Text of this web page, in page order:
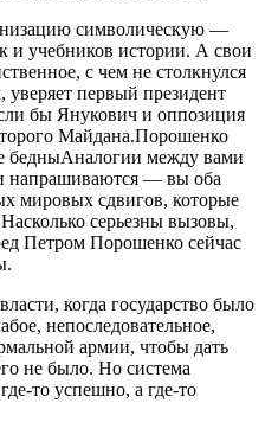
символическую —
и учебников истории. А свои
с чем не столкнулся
первый президент
бы Янукович и оппозиция
Майдана.Порошенко
бедныАналогии между вами
напрашиваются — вы оба
мировых сдвигов, которые
серьезны вызовы,
Петром Порошенко сейчас
когда государство было
непоследовательное,
армии, чтобы дать
не было. Но система
то успешно, а где-то